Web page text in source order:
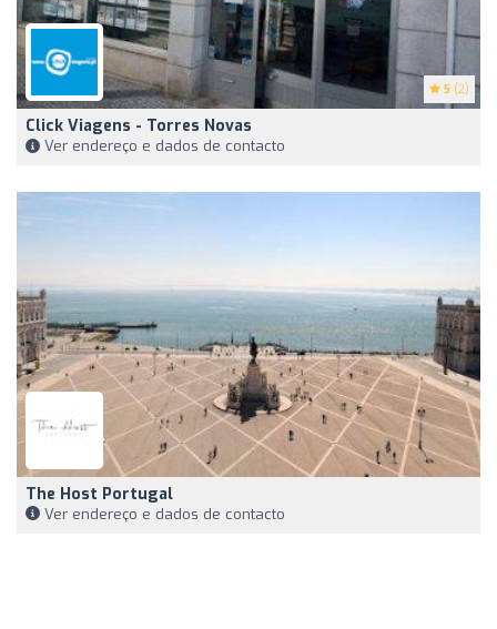
5 (2)
Click Viagens - Torres Novas
Ver endereço e dados de contacto
The Host Portugal
Ver endereço e dados de contacto